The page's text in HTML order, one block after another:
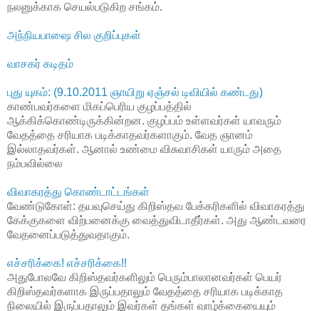
நலனுக்காக செயல்படுகிற சங்கம்.
அந்நியபாஷை சில குறிப்புகள்
வாசகர் கடிதம்
புது யுகம்: (9.10.2011 ஞாயிறு ஏஞ்சல் டிவியில் கண்டது)
காண்பவர்களை மிகப்பெரிய குழப்பத்தில்
ஆக்கிக்கொண்டிருக்கின்றன. குழப்பம் உள்ளவர்கள் யாவரும்
வேதத்தை சரியாக படிக்காதவர்களாகும். வேத ஞானம்
இல்லாதவர்கள். ஆனால் உண்மை விசுவாசிகள் யாரும் அதை
நம்பவில்லை
விவாகரத்து கொண்டாட்டங்கள்
வேண்டுகோள்: தயவுசெய்து கிறிஸ்தவ பேக்கரிகளில் விவாகரத்து
கேக்குகளை விற்பனைக்கு வைத்துவிடாதீர்கள். அது ஆண்டவரை
வேதனைப்படுத்துவதாகும்.
எச்சரிக்கை! எச்சரிக்கை!!
அதுபோலவே கிறிஸ்தவர்களிலும் பெரும்பாலானவர்கள் பெயர்
கிறிஸ்தவர்களாக இருப்பதாலும் வேதத்தை சரியாக படிக்காத
நிலையில் இருப்பதாலும் இவர்கள் தங்கள் வாழ்க்கையையும்